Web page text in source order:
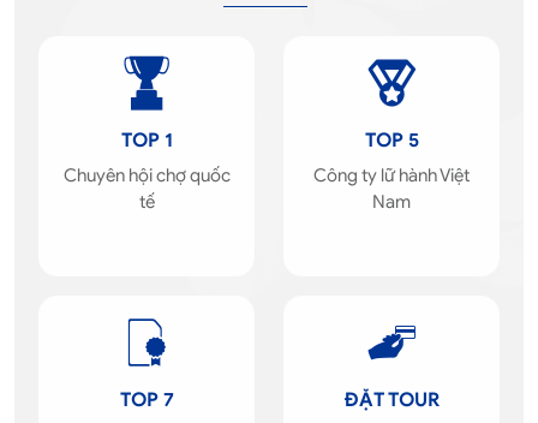
TOP 1
Chuyên hội chợ quốc
tế
TOP 5
Công ty lữ hành Việt
Nam
TOP 7 ĐẶT TOUR